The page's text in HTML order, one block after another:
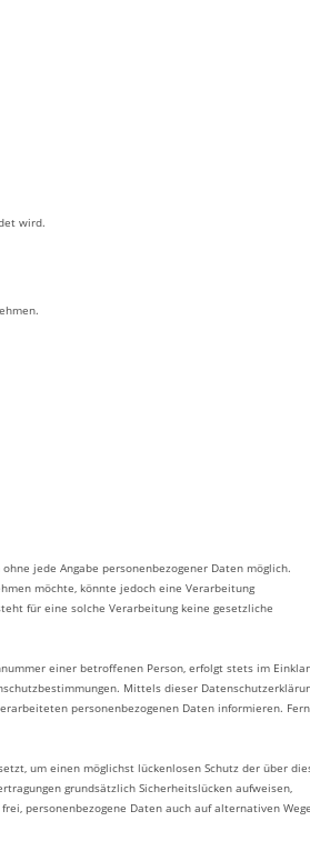
wird.
jede Angabe personenbezogener Daten möglich.
möchte, könnte jedoch eine Verarbeitung
für eine solche Verarbeitung keine gesetzliche
einer betroffenen Person, erfolgt stets im
Mittels dieser
personenbezogenen Daten informieren.
um einen möglichst lückenlosen Schutz der über
grundsätzlich Sicherheitslücken aufweisen,
personenbezogene Daten auch auf alternativen